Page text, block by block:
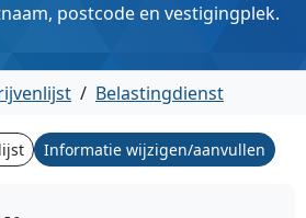
postcode en vestigingplek.
/ Belastingdienst
Informatie wijzigen/aanvullen